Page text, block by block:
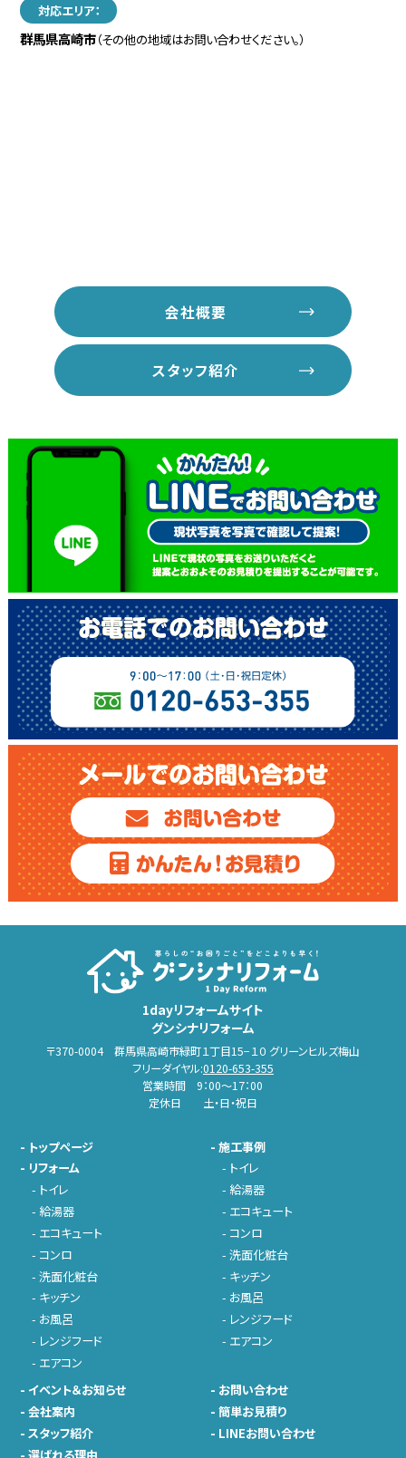
対応エリア：
群馬県高崎市（その他の地域はお問い合わせください。）
会社概要
スタッフ紹介
1dayリフォームサイト
グンシナリフォーム
〒370-0004 群馬県高崎市緑町１丁目15−１０ グリーンヒルズ梅山
フリーダイヤル:0120-653-355
営業時間 9：00～17：00
定休日 土・日・祝日
- トップページ
- リフォーム
- トイレ
- 給湯器
- エコキュート
- コンロ
- 洗面化粧台
- キッチン
- お風呂
- レンジフード
- エアコン
-施工事例
- トイレ
- 給湯器
- エコキュート
- コンロ
-洗面化粧台
- キッチン
- お風呂
- レンジフード
- エアコン
- イベント＆お知らせ
- 会社案内
- スタッフ紹介
- お問い合わせ
-簡単お見積り
- LINEお問い合わせ